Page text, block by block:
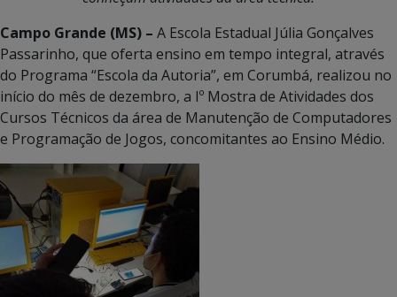
Campo Grande (MS) – A Escola Estadual Júlia Gonçalves
Passarinho, que oferta ensino em tempo integral, através
do Programa “Escola da Autoria”, em Corumbá, realizou no
início do mês de dezembro, a Iº Mostra de Atividades dos
Cursos Técnicos da área de Manutenção de Computadores
e Programação de Jogos, concomitantes ao Ensino Médio.